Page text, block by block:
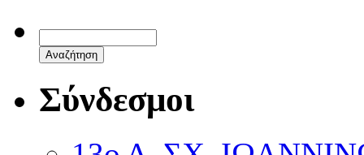
Σύνδεσμοι